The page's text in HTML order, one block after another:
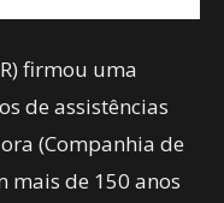
firmou uma
de assistências
(Companhia de
mais de 150 anos